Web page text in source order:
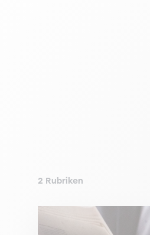
2 Rubriken